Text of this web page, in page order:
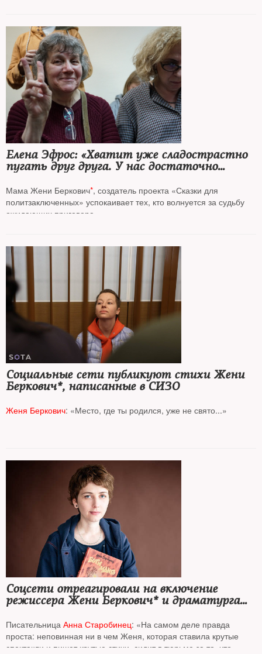
Елена Эфрос: «Хватит уже сладострастно
пугать друг друга. У нас достаточно
не тот случай»
Мама Жени Беркович*, создатель проекта «Сказки для
политзаключенных» успокаивает тех, кто волнуется за судьбу
ожидающих приговора
Социальные сети публикуют стихи Жени
Беркович*, написанные в СИЗО
Женя Беркович: «Место, где ты родился, уже не свято...»
Соцсети отреагировали на включение
режиссера Жени Беркович* и драматурга
террористов и экстремистов
Писательница Анна Старобинец: «На самом деле правда
проста: неповинная ни в чем Женя, которая ставила крутые
спектакли и пишет крутые стихи, сидит в тюрьме за то, что